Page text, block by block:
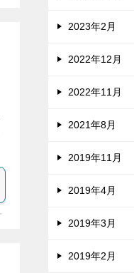
2023年2月
2022年12月
2022年11月
2021年8月
2019年11月
2019年4月
2019年3月
2019年2月